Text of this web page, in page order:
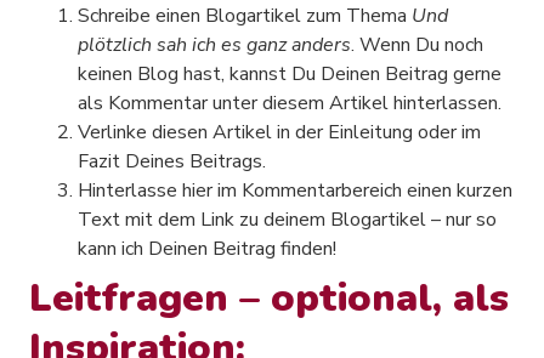
Schreibe einen Blogartikel zum Thema Und
plötzlich sah ich es ganz anders. Wenn Du noch
keinen Blog hast, kannst Du Deinen Beitrag gerne
als Kommentar unter diesem Artikel hinterlassen.
Verlinke diesen Artikel in der Einleitung oder im
Fazit Deines Beitrags.
Hinterlasse hier im Kommentarbereich einen kurzen
Text mit dem Link zu deinem Blogartikel – nur so
kann ich Deinen Beitrag finden!
Leitfragen – optional, als
Inspiration: